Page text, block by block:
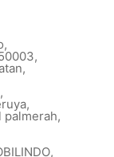
,
,
,
,
,
palmerah,
,